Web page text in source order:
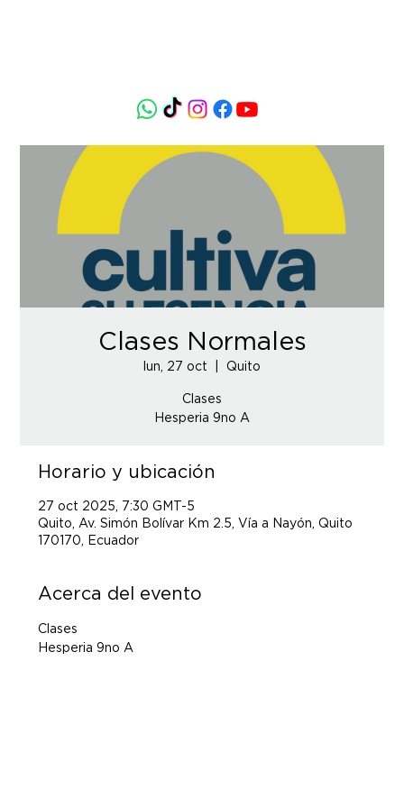
Clases Normales
lun, 27 oct Quito
Clases
Hesperia 9no A
Horario y ubicación
27 oct 2025, 7:30 GMT-5
Quito, Av. Simón Bolívar Km 2.5, Vía a Nayón, Quito
170170, Ecuador
Acerca del evento
Clases
Hesperia 9no A